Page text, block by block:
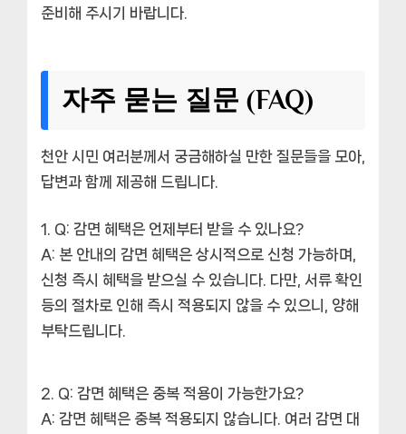
준비해 주시기 바랍니다.
자주 묻는 질문 (FAQ)
천안 시민 여러분께서 궁금해하실 만한 질문들을 모아,
답변과 함께 제공해 드립니다.
Q: 감면 혜택은 언제부터 받을 수 있나요?
A: 본 안내의 감면 혜택은 상시적으로 신청 가능하며,
신청 즉시 혜택을 받으실 수 있습니다. 다만, 서류 확인
등의 절차로 인해 즉시 적용되지 않을 수 있으니, 양해
부탁드립니다.
Q: 감면 혜택은 중복 적용이 가능한가요?
A: 감면 혜택은 중복 적용되지 않습니다. 여러 감면 대